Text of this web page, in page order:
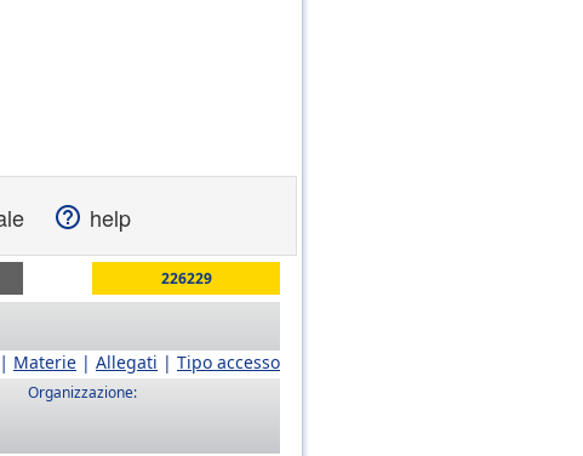
help
226229
Materie | Allegati | Tipo accesso
Organizzazione: